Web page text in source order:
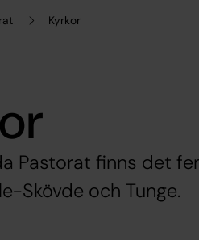
Kyrkor
Pastorat finns det
Skövde och Tunge.